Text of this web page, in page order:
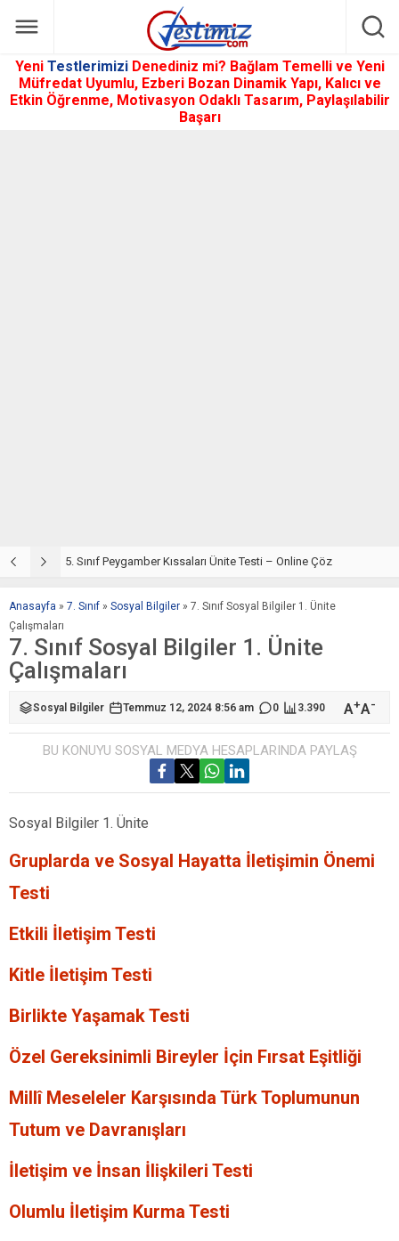
Yeni Testlerimizi Denediniz mi? Bağlam Temelli ve Yeni
Müfredat Uyumlu, Ezberi Bozan Dinamik Yapı, Kalıcı ve
Etkin Öğrenme, Motivasyon Odaklı Tasarım, Paylaşılabilir
Başarı
5. Sınıf Peygamber Kıssaları Ünite Testi – Online Çöz
Anasayfa » 7. Sınıf » Sosyal Bilgiler » 7. Sınıf Sosyal Bilgiler 1. Ünite
Çalışmaları
7. Sınıf Sosyal Bilgiler 1. Ünite
Çalışmaları
Sosyal Bilgiler Temmuz 12, 2024 8:56 am 0 3.390 A+A-
BU KONUYU SOSYAL MEDYA HESAPLARINDA PAYLAŞ
Sosyal Bilgiler 1. Ünite
Gruplarda ve Sosyal Hayatta İletişimin Önemi
Testi
Etkili İletişim Testi
Kitle İletişim Testi
Birlikte Yaşamak Testi
Özel Gereksinimli Bireyler İçin Fırsat Eşitliği
Millî Meseleler Karşısında Türk Toplumunun
Tutum ve Davranışları
İletişim ve İnsan İlişkileri Testi
Olumlu İletişim Kurma Testi